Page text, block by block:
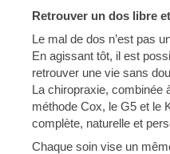
Retrouver un dos libre
Le mal de dos n’est pas
En agissant tôt, il est
retrouver une vie sans
La chiropraxie, combinée
méthode Cox, le G5 et le
complète, naturelle et
Chaque soin vise un